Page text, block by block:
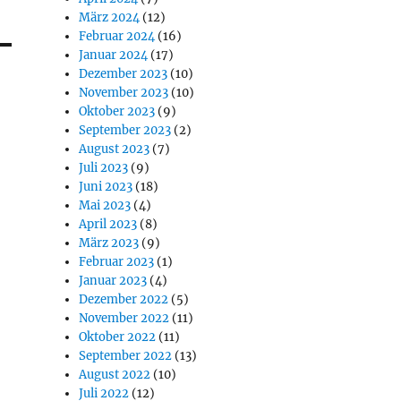
März 2024(12)
Februar 2024(16)
Januar 2024(17)
Dezember 2023 (10)
November 2023 (10)
Oktober 2023 (9)
September 2023 (2)
August 2023 (7)
Juli 2023 (9)
Juni 2023 (18)
Mai 2023 (4)
April 2023 (8)
März 2023 (9)
Februar 2023 (1)
Januar 2023 (4)
Dezember 2022 (5)
November 2022 (11)
Oktober 2022 (11)
September 2022 (13)
August 2022 (10)
Juli 2022 (12)